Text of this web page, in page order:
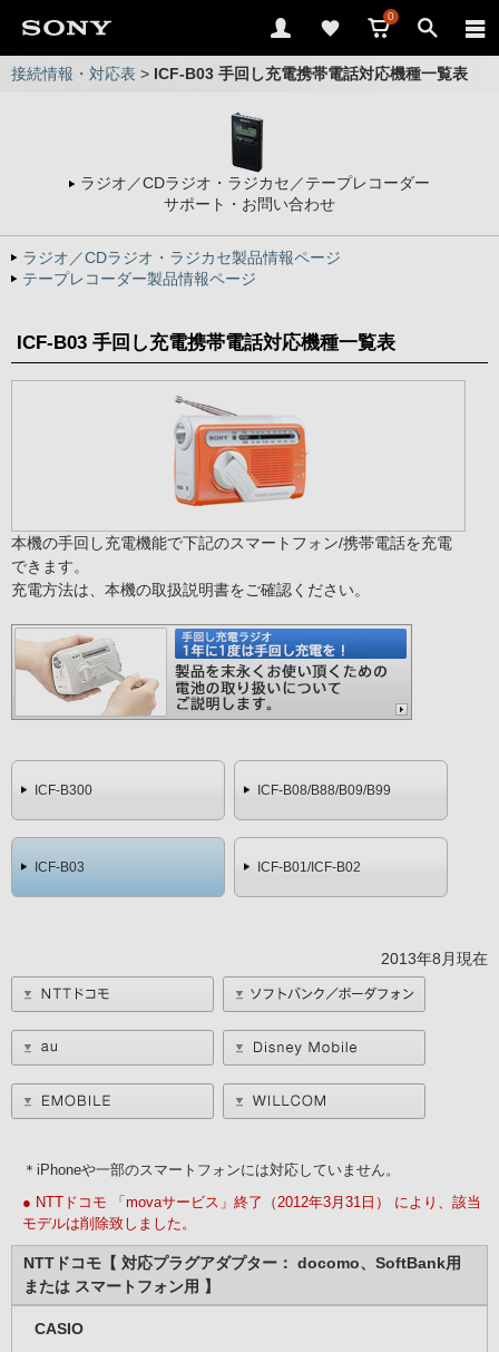
0
接続情報・対応表 > ICF-B03 手回し充電携帯電話対応機種一覧表
ラジオ／CDラジオ・ラジカセ／テープレコーダー
サポート・お問い合わせ
ラジオ／CDラジオ・ラジカセ製品情報ページ
テープレコーダー製品情報ページ
ICF-B03 手回し充電携帯電話対応機種一覧表
本機の手回し充電機能で下記のスマートフォン/携帯電話を充電
できます。
充電方法は、本機の取扱説明書をご確認ください。
ICF-B300 ICF-B08/B88/B09/B99
ICF-B03 ICF-B01/ICF-B02
2013年8月現在
＊iPhoneや一部のスマートフォンには対応していません。
● NTTドコモ 「movaサービス」終了（2012年3月31日） により、該当
モデルは削除致しました。
NTTドコモ【 対応プラグアダプター： docomo、SoftBank用
または スマートフォン用 】
CASIO